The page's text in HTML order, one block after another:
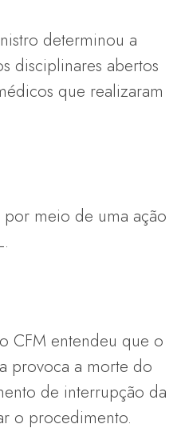
determinou a
disciplinares abertos
que realizaram
por meio de uma ação
CFM entendeu que o
provoca a morte do
de interrupção da
o procedimento.